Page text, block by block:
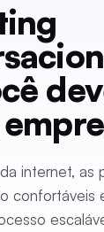
internet, as
confortáveis